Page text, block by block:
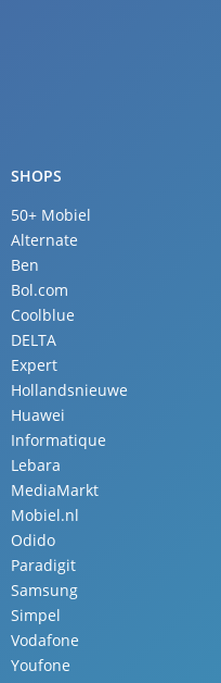
SHOPS
50+ Mobiel
Alternate
Ben
Bol.com
Coolblue
DELTA
Expert
Hollandsnieuwe
Huawei
Informatique
Lebara
MediaMarkt
Mobiel.nl
Odido
Paradigit
Samsung
Simpel
Vodafone
Youfone